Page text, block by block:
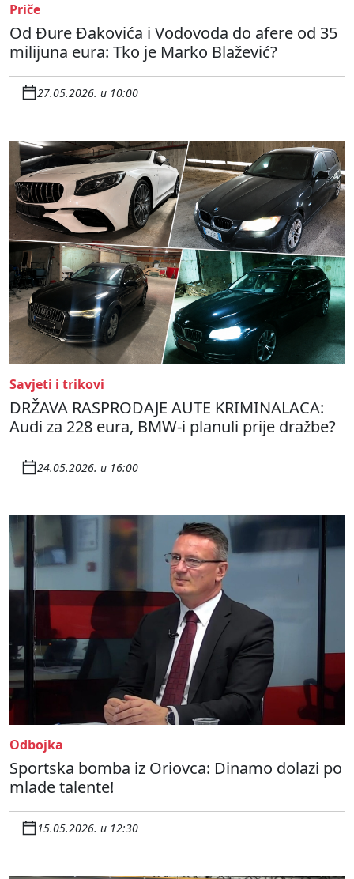
Priče
Od Đure Đakovića i Vodovoda do afere od 35
milijuna eura: Tko je Marko Blažević?
27.05.2026. u 10:00
Savjeti i trikovi
DRŽAVA RASPRODAJE AUTE KRIMINALACA:
Audi za 228 eura, BMW-i planuli prije dražbe?
24.05.2026. u 16:00
Odbojka
Sportska bomba iz Oriovca: Dinamo dolazi po
mlade talente!
15.05.2026. u 12:30